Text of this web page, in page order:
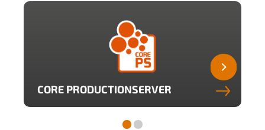
CORE PRODUCTIONSERVER